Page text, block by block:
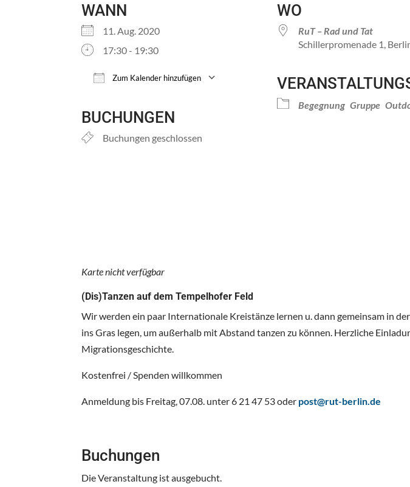
WANN
11. Aug. 2020
17:30 - 19:30
Zum Kalender hinzufügen
Google Kalender
BUCHUNGEN
Buchungen geschlossen
WO
RuT – Rad und Tat
Schillerpromenade 1,
Begegnung Gruppe
Karte nicht verfügbar
(Dis)Tanzen auf dem Tempelhofer Feld
Wir werden ein paar Internationale Kreistänze lernen u. dann gemeinsam in
ins Gras legen, um außerhalb mit Abstand tanzen zu können. Herzliche
Migrationsgeschichte.
Kostenfrei / Spenden willkommen
Anmeldung bis Freitag, 07.08. unter 6 21 47 53 oder post@rut-berlin.de
Buchungen
Die Veranstaltung ist ausgebucht.